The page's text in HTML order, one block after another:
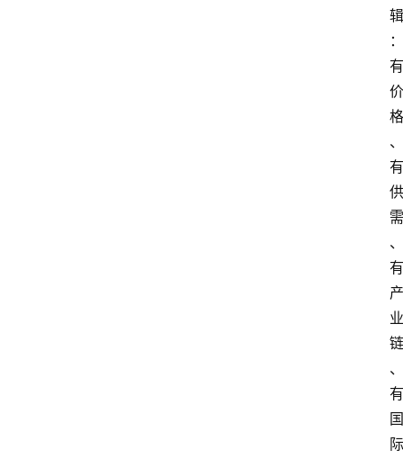
辑
：
有
价
格
、
有
供
需
、
有
产
业
链
、
有
国
际